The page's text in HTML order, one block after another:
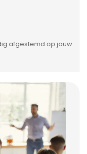
afgestemd op jouw